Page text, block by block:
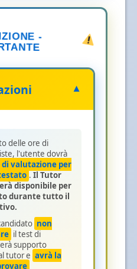
-
▼
delle ore di
l'utente dovrà
valutazione per
. Il Tutor
disponibile per
durante tutto il
non
il test di
supporto
tutor e avrà la